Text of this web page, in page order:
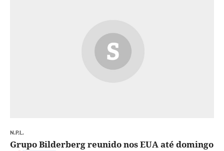
N.P.L.
Grupo Bilderberg reunido nos EUA até domingo